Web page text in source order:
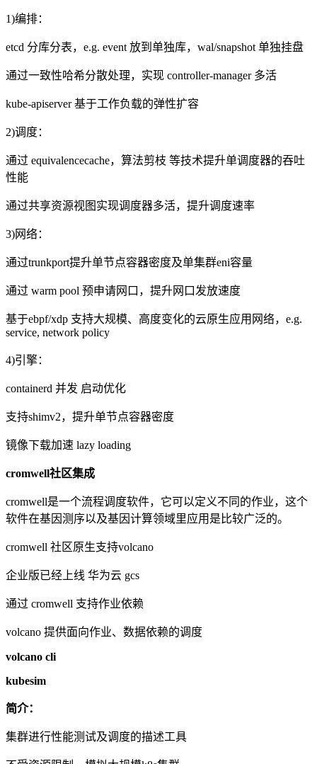
1)编排：
etcd 分库分表， e.g. event 放到单独库， wal/snapshot 单独挂盘
通过一致性哈希分散处理，实现 controller-manager 多活
kube-apiserver 基于工作负载的弹性扩容
2)调度：
通过 equivalencecache，算法剪枝 等技术提升单调度器的吞吐
性能
通过共享资源视图实现调度器多活，提升调度速率
3)网络：
通过trunkport提升单节点容器密度及单集群eni容量
通过 warm pool 预申请网口，提升网口发放速度
基于ebpf/xdp 支持大规模、高度变化的云原生应用网络， e.g.
service, network policy
4)引擎：
containerd 并发 启动优化
支持shimv2，提升单节点容器密度
镜像下载加速 lazy loading
cromwell社区集成
cromwell是一个流程调度软件，它可以定义不同的作业，这个
软件在基因测序以及基因计算领域里应用是比较广泛的。
cromwell 社区原生支持volcano
企业版已经上线 华为云 gcs
通过 cromwell 支持作业依赖
volcano 提供面向作业、数据依赖的调度
volcano cli
kubesim
简介：
集群进行性能测试及调度的描述工具